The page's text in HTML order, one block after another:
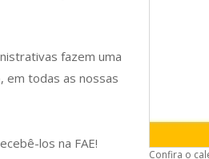
Confira o
fazem uma
em todas as nossas
los na FAE!